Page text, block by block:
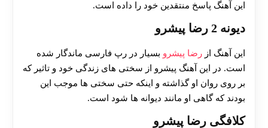
این آهنگ پاسخ منتقدین خود را داده است.
دیونه 2 رضا پیشرو
این آهنگ از رضا پیشرو بسیار در رپ فارسی ماندگار شده
است. در این آهنگ پیشرو از سختی های زندگی خود و تاثیر که
بر روی روان او گذاشته و اینکه حتی سختی ها موجب این
بودند که گاهی او مانند دیوانه ها شود است.
کلافگی رضا پیشرو